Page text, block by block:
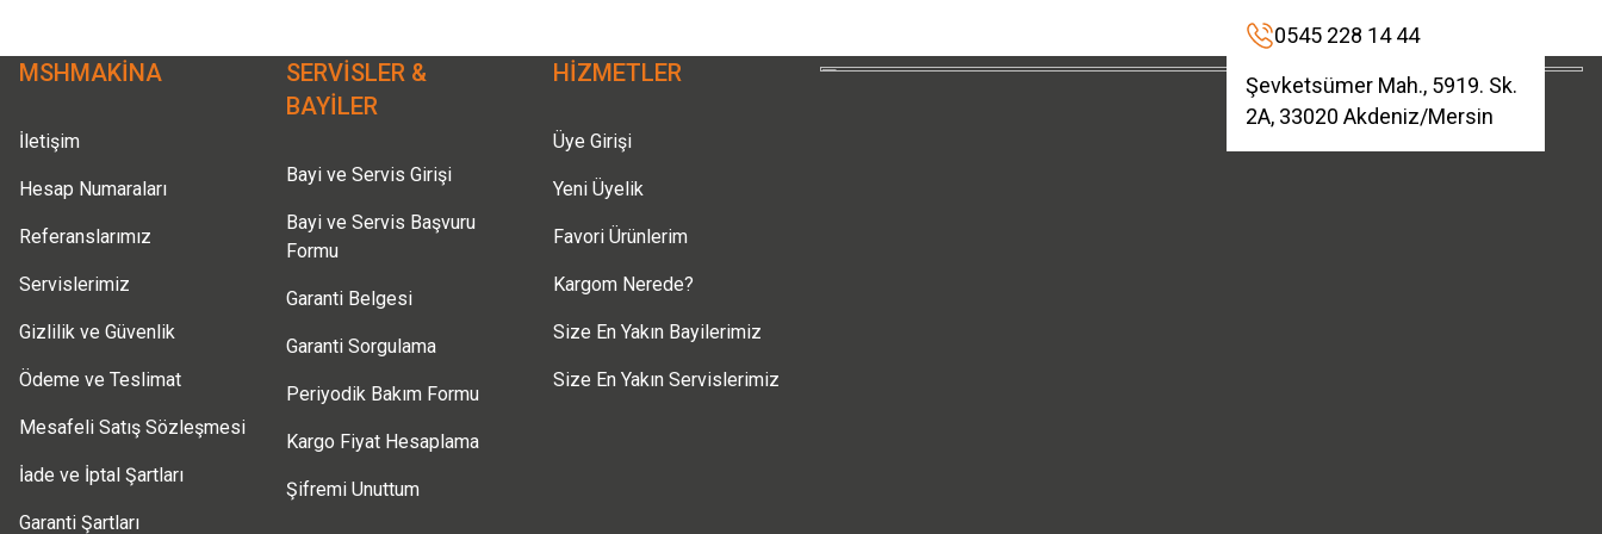
Ürün fiyatı diğer sitelerden daha pahalı.
Bu ürüne benzer farklı alternatifler olmalı.
MSHMAKİNA
İletişim
Hesap Numaraları
Referanslarımız
Servislerimiz
Gizlilik ve Güvenlik
Ödeme ve Teslimat
Mesafeli Satış Sözleşmesi
İade ve İptal Şartları
Garanti Şartları
SERVİSLER &
BAYİLER
Bayi ve Servis Girişi
Bayi ve Servis Başvuru
Formu
Garanti Belgesi
Garanti Sorgulama
Periyodik Bakım Formu
Kargo Fiyat Hesaplama
Şifremi Unuttum
HİZMETLER
Üye Girişi
Yeni Üyelik
Favori Ürünlerim
Kargom Nerede?
Size En Yakın Bayilerimiz
Size En Yakın Servislerimiz
0545 228 14 44
Şevketsümer Mah., 5919. Sk.
2A, 33020 Akdeniz/Mersin